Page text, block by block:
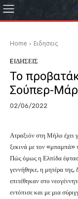
Home Eιδησεις
EΙΔΗΣΕΙΣ
Το
Σούπερ-
02/06/2022
Ατραξιόν στη Μήλο έχει
ξεκινά με τον «μπαμπά»
Πώς όμως η Ελπίδα
γεννήθηκε, η μητέρα
επιτέθηκαν στο
εντόπισε και με μια